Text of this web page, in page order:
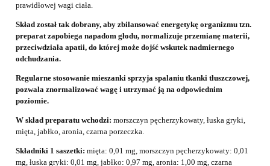
prawidłowej wagi ciała.
Skład został tak dobrany, aby zbilansować energetykę organizmu tzn.
preparat zapobiega napadom głodu, normalizuje przemianę materii,
przeciwdziała apatii, do której może dojść wskutek nadmiernego
odchudzania.
Regularne stosowanie mieszanki sprzyja spalaniu tkanki tłuszczowej,
pozwala znormalizować wagę i utrzymać ją na odpowiednim
poziomie.
W skład preparatu wchodzi: morszczyn pęcherzykowaty, łuska gryki,
mięta, jabłko, aronia, czarna porzeczka.
Składniki 1 saszetki: mięta: 0,01 mg, morszczyn pęcherzykowaty: 0,01
mg, łuska gryki: 0,01 mg, jabłko: 0,97 mg, aronia: 1,00 mg, czarna